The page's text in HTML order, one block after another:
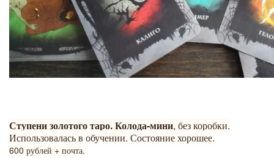
Ступени золотого таро. Колода-мини, без коробки.
Использовалась в обучении. Состояние хорошее.
600 рублей + почта.